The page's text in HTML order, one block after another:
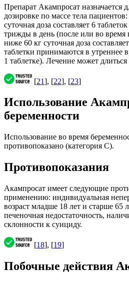
Препарат Акампросат назначается
дозировке по массе тела
суточная доза составляет 6
трижды в день (после или во
ниже 60 кг суточная доза
таблетки принимаются в утреннее
1 таблетке). Лечение может
[21], [22], [23]
Использование
беременности
Использование во время
противопоказано (категория C).
Противопоказания
Акампросат имеет следующие
применению: индивидуальная
возраст младше 18 лет и старше 65
печеночная недостаточность,
склонности к суициду.
[18], [19]
Побочные действия